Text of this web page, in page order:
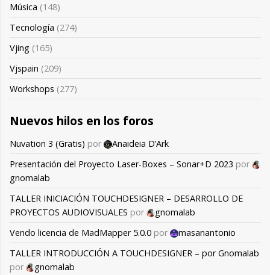
Música (148)
Tecnología (274)
Vjing (165)
Vjspain (209)
Workshops (277)
Nuevos hilos en los foros
Nuvation 3 (Gratis) por
Anaideia D’Ark
Presentación del Proyecto Laser-Boxes – Sonar+D 2023 por
gnomalab
TALLER INICIACIÓN TOUCHDESIGNER – DESARROLLO DE
PROYECTOS AUDIOVISUALES por
gnomalab
Vendo licencia de MadMapper 5.0.0 por
masanantonio
TALLER INTRODUCCIÓN A TOUCHDESIGNER – por Gnomalab
por
gnomalab